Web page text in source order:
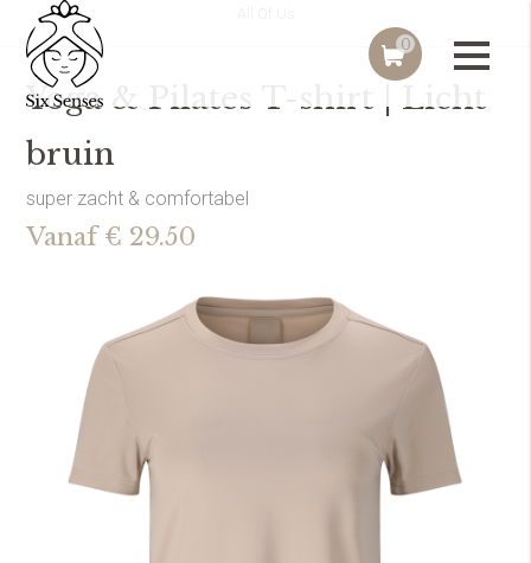
0
Yoga & Pilates T-shirt | Licht
bruin
super zacht & comfortabel
Vanaf € 29.50